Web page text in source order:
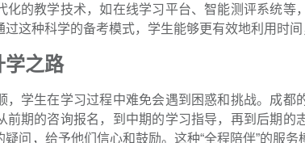
化的教学技术，如在线学习平台、智能测评系统等
这种科学的备考模式，学生能够更有效地利用时间
学之路
，学生在学习过程中难免会遇到困惑和挑战。成都
前期的咨询报名，到中期的学习指导，再到后期的
问，给予他们信心和鼓励。这种“全程陪伴”的服